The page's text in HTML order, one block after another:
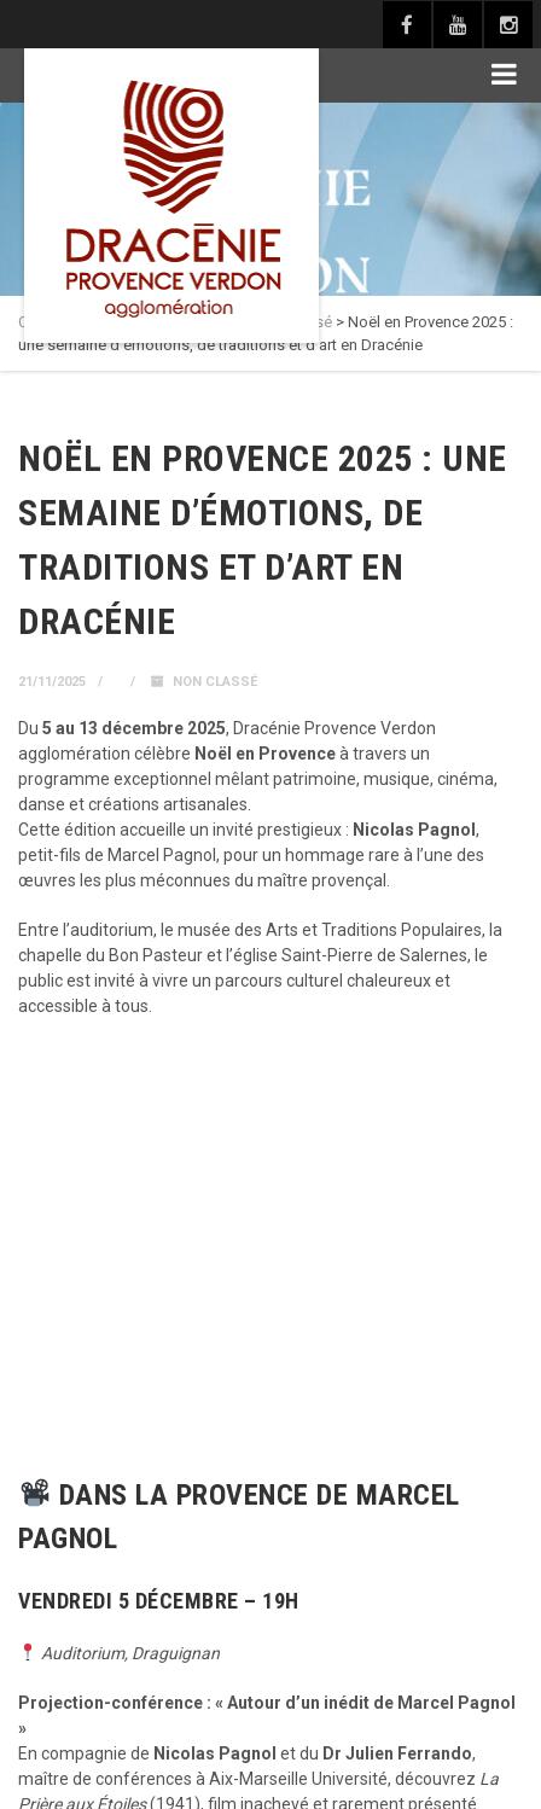
Culture en Dracénie Non classé > Noël en Provence 2025 :
une semaine d’émotions, de traditions et d’art en Dracénie
NOËL EN PROVENCE 2025 : UNE
SEMAINE D’ÉMOTIONS, DE
TRADITIONS ET D’ART EN
DRACÉNIE
21/11/2025 NON CLASSÉ
Du 5 au 13 décembre 2025, Dracénie Provence Verdon
agglomération célèbre Noël en Provenceà travers un
programme exceptionnel mêlant patrimoine, musique, cinéma,
danse et créations artisanales.
Cette édition accueille un invité prestigieux : Nicolas Pagnol ,
petit-fils de Marcel Pagnol, pour un hommage rare à l’une des
œuvres les plus méconnues du maître provençal.
Entre l’auditorium, le musée des Arts et Traditions Populaires, la
chapelle du Bon Pasteur et l’église Saint-Pierre de Salernes, le
public est invité à vivre un parcours culturel chaleureux et
accessible à tous.
DANS LA PROVENCE DE MARCEL
PAGNOL
VENDREDI 5 DÉCEMBRE – 19H
Auditorium, Draguignan
Projection-conférence : « Autour d’un inédit de Marcel Pagnol
»
En compagnie de Nicolas Pagnol et du Dr Julien Ferrando,
maître de conférences à Aix-Marseille Université, découvrez La
Prière aux Étoiles(1941), film inachevé et rarement présenté.